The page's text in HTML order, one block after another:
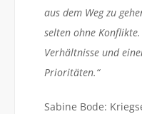
aus dem Weg zu
selten ohne
Verhältnisse und
Prioritäten.“
Sabine Bode: